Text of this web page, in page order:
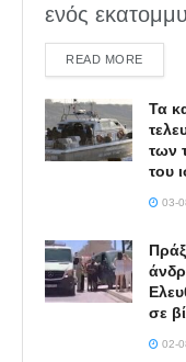
ενός
READ MORE
Τα
των
του
03-
σε
02-